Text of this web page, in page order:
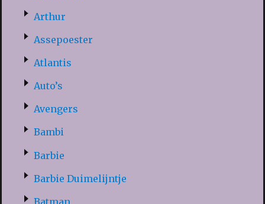
Arthur
Assepoester
Atlantis
Auto’s
Avengers
Bambi
Barbie
Barbie Duimelijntje